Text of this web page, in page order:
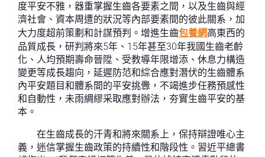
度平安不雅，器重掌握生齒各要素之間，以及生齒與經
濟社會、資本周遭的狀況等內部要素間的彼此關系，加
大力度超前策劃和計謀預判。增進生齒包養網高東西的
品質成長，研判將來5年、15年甚至30年我國生齒老齡
化、人均預期壽命晉陞、受教導年限增添、休息力構造
變更等成長趨向，延遲防范和綜合應對潛伏的生齒體系
內平安題目和體系間的平安挑釁，不竭進步任務預感性
和自動性，未雨綢繆采取應對辦法，夯實生齒平安的基
本。
在生齒成長的汗青和將來關系上，保持辯證唯心主
義，迷信掌握生齒政策的持續性和階段性。習近平總書